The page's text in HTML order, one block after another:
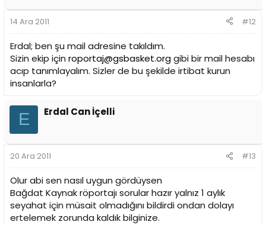
14 Ara 2011 #12
Erdal; ben şu mail adresine takıldım.
Sizin ekip için roportaj@gsbasket.orggibi bir mail hesabı
acıp tanımlayalım. Sizler de bu şekilde irtibat kurun
insanlarla?
E Erdal Can İçelli
20 Ara 2011 #13
Olur abi sen nasıl uygun gördüysen
Bağdat Kaynak röportajı sorular hazır yalnız 1 aylık
seyahat için müsait olmadığını bildirdi ondan dolayı
ertelemek zorunda kaldık bilginize.